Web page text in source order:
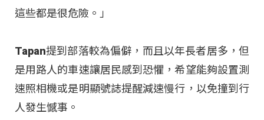
這些都是很危險。」
Tapan提到部落較為偏僻，而且以年長者居多，但
是用路人的車速讓居民感到恐懼，希望能夠設置測
速照相機或是明顯號誌提醒減速慢行，以免撞到行
人發生憾事。